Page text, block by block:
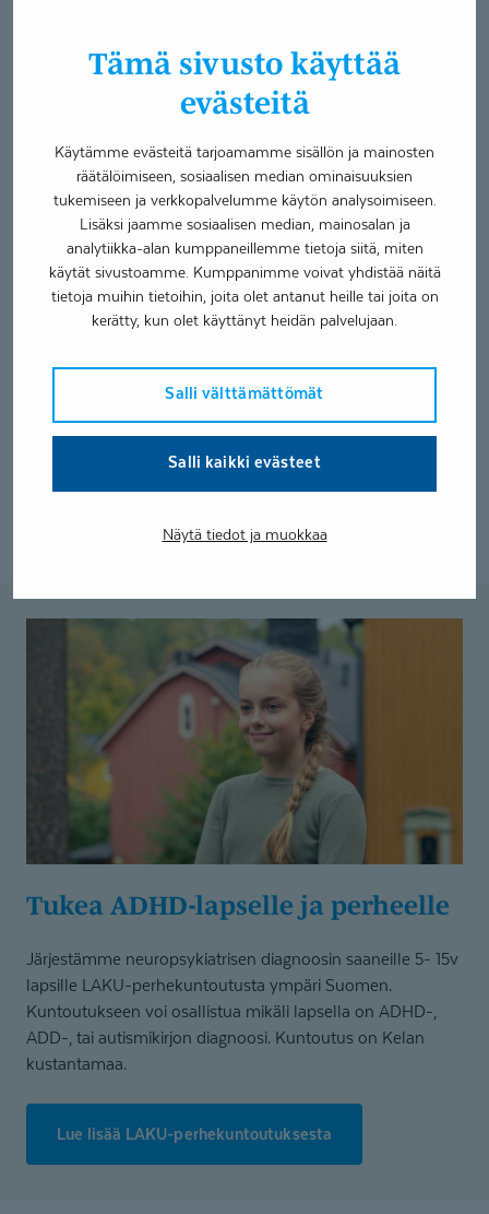
Tämä sivusto käyttää
evästeitä
Käytämme evästeitä tarjoamamme sisällön ja mainosten
räätälöimiseen, sosiaalisen median ominaisuuksien
tukemiseen ja verkkopalvelumme käytön analysoimiseen.
Lisäksi jaamme sosiaalisen median, mainosalan ja
analytiikka-alan kumppaneillemme tietoja siitä, miten
käytät sivustoamme. Kumppanimme voivat yhdistää näitä
tietoja muihin tietoihin, joita olet antanut heille tai joita on
kerätty, kun olet käyttänyt heidän palvelujaan.
Salli välttämättömät
Salli kaikki evästeet
Näytä tiedot ja muokkaa
sosiaalisiin tilanteisiin.
Ymmärrys puolestaan syntyy siitä, että opettajilla on
tämän yksittäisen lapsen kohdalla merkitsee juuri nyt.
Mitkä ovat hänen voimavaransa, parhaat tapansa oppia ja
missä hän tarvitsee tukea ja mahdollisia erityisjärjestelyjä
opiskelujensa sujumiseen ja luokkakavereidensa kanssa
toimimiseen. Kun kouluun on kiva mennä, kaveriasiat ovat
kunnossa ja kotijoukot kannustavat pientä koululaista,
ovat ainekset kouluiloon koossa.
Tässä muutamia ideoita ja ajatuksia arkeen sekä aamuihin,
jotka olen työssäni kokenut toimivaksi. Lisää tukea ja
vertaiskokemusta löytyy esimerkiksi ADHD-liiton
Kysy palvelusta viestillä
Tukea ADHD-lapselle ja perheelle
Järjestämme neuropsykiatrisen diagnoosin saaneille 5- 15v
lapsille LAKU-perhekuntoutusta ympäri Suomen.
Kuntoutukseen voi osallistua mikäli lapsella on ADHD-,
ADD-, tai autismikirjon diagnoosi. Kuntoutus on Kelan
kustantamaa.
Lue lisää LAKU-perhekuntoutuksesta